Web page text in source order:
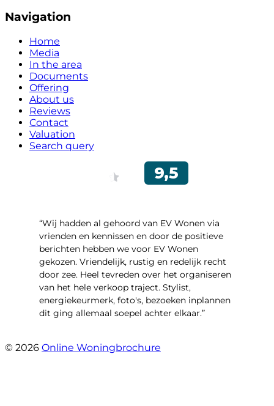
Navigation
Home
Media
In the area
Documents
Offering
About us
Reviews
Contact
Valuation
Search query
“Wij hadden al gehoord van EV Wonen via
vrienden en kennissen en door de positieve
berichten hebben we voor EV Wonen
gekozen. Vriendelijk, rustig en redelijk recht
door zee. Heel tevreden over het organiseren
van het hele verkoop traject. Stylist,
energiekeurmerk, foto's, bezoeken inplannen
dit ging allemaal soepel achter elkaar.”
© 2026 Online Woningbrochure